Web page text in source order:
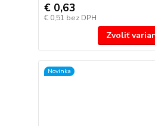
€ 0,63
€ 0,51 bez DPH
Zvoliť
Novinka